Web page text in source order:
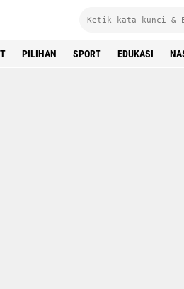
PILIHAN SPORT EDUKASI